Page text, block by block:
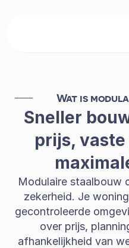
Home
Modelwoningen
Realisaties
Events
Jobs
Wat is
Sneller
prijs,
Modulaire staalbouw
zekerheid. Je
gecontroleerde
over prijs,
afhankelijkheid van